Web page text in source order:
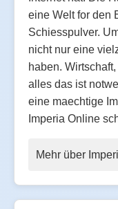
eine Welt for den
Schiesspulver.
nicht nur eine
haben.
alles das ist
eine maechtige
Imperia Online
Mehr über